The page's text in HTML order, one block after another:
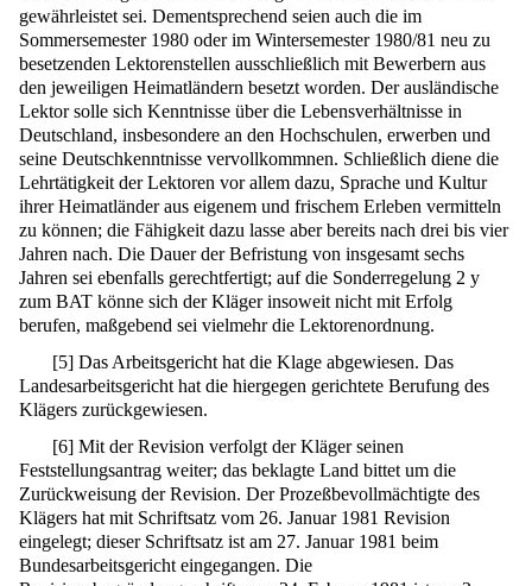
gewährleistet sei. Dementsprechend seien auch die im
Sommersemester 1980 oder im Wintersemester 1980/81 neu zu
besetzenden Lektorenstellen ausschließlich mit Bewerbern aus
den jeweiligen Heimatländern besetzt worden. Der ausländische
Lektor solle sich Kenntnisse über die Lebensverhältnisse in
Deutschland, insbesondere an den Hochschulen, erwerben und
seine Deutschkenntnisse vervollkommnen. Schließlich diene die
Lehrtätigkeit der Lektoren vor allem dazu, Sprache und Kultur
ihrer Heimatländer aus eigenem und frischem Erleben vermitteln
zu können; die Fähigkeit dazu lasse aber bereits nach drei bis vier
Jahren nach. Die Dauer der Befristung von insgesamt sechs
Jahren sei ebenfalls gerechtfertigt; auf die Sonderregelung 2 y
zum BAT könne sich der Kläger insoweit nicht mit Erfolg
berufen, maßgebend sei vielmehr die Lektorenordnung.
[5] Das Arbeitsgericht hat die Klage abgewiesen. Das
Landesarbeitsgericht hat die hiergegen gerichtete Berufung des
Klägers zurückgewiesen.
[6] Mit der Revision verfolgt der Kläger seinen
Feststellungsantrag weiter; das beklagte Land bittet um die
Zurückweisung der Revision. Der Prozeßbevollmächtigte des
Klägers hat mit Schriftsatz vom 26. Januar 1981 Revision
eingelegt; dieser Schriftsatz ist am 27. Januar 1981 beim
Bundesarbeitsgericht eingegangen. Die